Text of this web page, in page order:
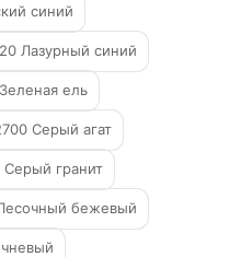
синий
Лазурный синий
ель
Серый агат
Серый гранит
бежевый